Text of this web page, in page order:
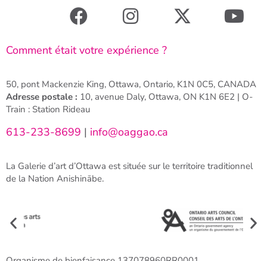
Comment était votre expérience ?
50, pont Mackenzie King, Ottawa, Ontario, K1N 0C5, CANADA
Adresse postale : 10, avenue Daly, Ottawa, ON K1N 6E2 | O-
Train : Station Rideau
613-233-8699 | info@oaggao.ca
La Galerie d’art d’Ottawa est située sur le territoire traditionnel
de la Nation Anishinābe.